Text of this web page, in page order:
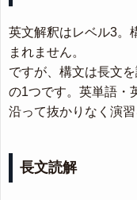
英文解釈はレベル3。
まれません。
ですが、構文は長文
の1つです。英単語・
沿って抜かりなく演
長文読解